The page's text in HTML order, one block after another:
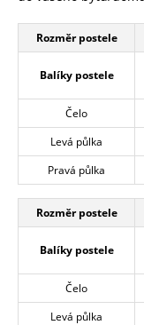
Rozměr postele
Balíky postele
Čelo
Levá půlka
Pravá půlka
Rozměr postele
Balíky postele
Čelo
Levá půlka